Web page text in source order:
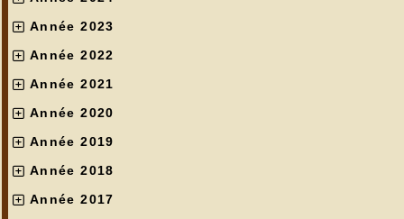
Année 2023
Année 2022
Année 2021
Année 2020
Année 2019
Année 2018
Année 2017